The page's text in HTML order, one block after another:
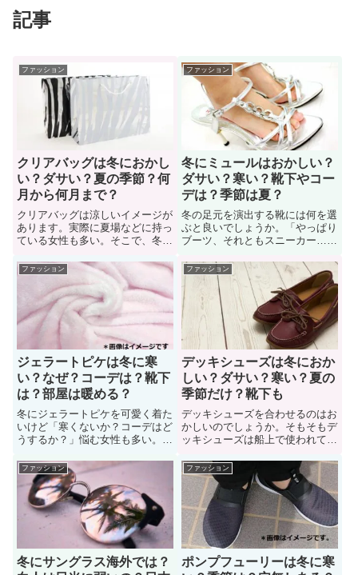
記事
ファッション
クリアバッグは冬におかし
い？ダサい？夏の季節？何
月から何月まで？
クリアバッグは涼しいイメージが
あります。実際に夏場などに持っ
ている女性も多い。そこで、冬に
かしくないか？季節感が変なの
か？」悩んでいる女性も多い。で
も、クリアバッグもポイントを押
さえておけば、秋冬でも活用でき
ます。ここでは、冬にクリアバッ
グを使う際のポイントを紹介。
ファッション
冬にミュールはおかしい？
ダサい？寒い？靴下やコー
デは？季節は夏？
冬の足元を演出する靴には何を選
ぶと良いでしょうか。「やっぱり
ブーツ、それともスニーカー…」
ュールを選ぶのはおかしいでしょ
うか。冬にミュールを履きたいけ
ど「おかしいか？ダサくない
か？」悩んでいる女性も多い。そ
こで「冬にミュールのコーディネ
ートは変なのか？」詳しく見てい
こう
ファッション
ジェラートピケは冬に寒
い？なぜ？コーデは？靴下
は？部屋は暖める？
冬にジェラートピケを可愛く着た
いけど「寒くないか？コーデはど
うするか？」悩む女性も多い。事
いる女子もいますよね。非常に人
気のある定番アイテムです。で
は、ジェラートピケは冬に寒いの
か？色々な人に意見を聞いてみま
した。また、お洒落に着こなすコ
ーデについても紹介しています。
ファッション
デッキシューズは冬におか
しい？ダサい？寒い？夏の
季節だけ？靴下も
デッキシューズを合わせるのはお
かしいのでしょうか。そもそもデ
ッキシューズは船上で使われてい
る靴です。冬にデッキシューズを
履きたいけど「おかしくないか？
寒いか？」悩んでいる男性も多
い。ここでは、冬でも履けるデッ
キシューズのコーデなどについて
紹介しています。
ファッション
冬にサングラス海外では？
ファッション
ポンプフューリーは冬に寒